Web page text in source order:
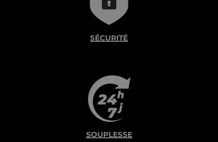
SÉCURITÉ
SOUPLESSE